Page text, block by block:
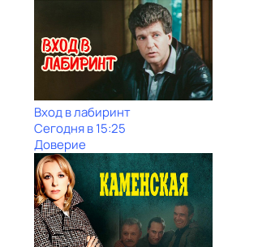
Вход в лабиринт
Сегодня в 15:25
Доверие